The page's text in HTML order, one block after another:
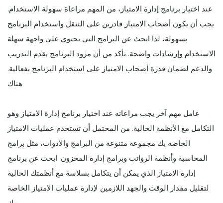
عند اختيار برنامج إدارة الامتياز، من المهم مراعاة سهولة الاستخدام.
يجب أن يكون أصحاب الامتياز قادرين على التنقل واستخدام البرنامج
بسهولة، لذا ابحث عن البرامج التي تحتوي على واجهة سهلة
الاستخدام وإرشادات واضحة. تأكد من أن مزود البرنامج يقدم التدريب
والدعم لضمان قدرة أصحاب الامتياز على استخدام البرنامج بفعالية.
هناك
عامل مهم آخر يجب مراعاته عند اختيار برنامج إدارة الامتياز وهو
التكامل مع الأنظمة الحالية. من المحتمل أن تستخدم عمليات الامتياز
الخاصة بك مجموعة متنوعة من البرامج والأدوات، مثل برامج
المحاسبة وأنظمة الرواتب وبرامج إدارة المخزون. ابحث عن برنامج
إدارة الامتياز الذي يمكن أن يتكامل بسلاسة مع أنظمتك الحالية
لتقليل مقدار الوقت والجهد اللازمين لإدارة عمليات الامتياز الخاصة